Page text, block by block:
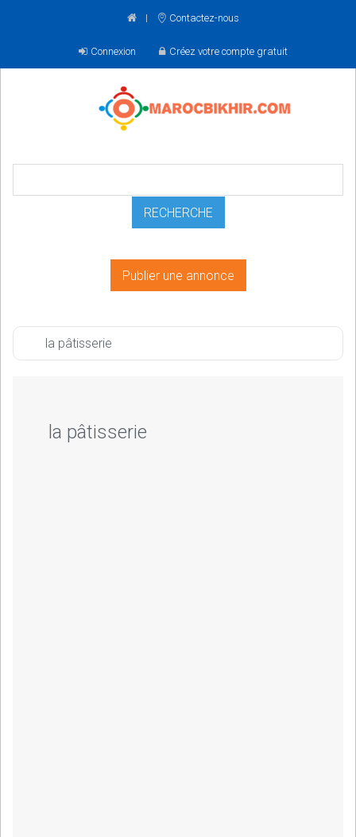
Contactez-nous
Connexion Créez votre compte gratuit
Publier une annonce
la pâtisserie
la pâtisserie